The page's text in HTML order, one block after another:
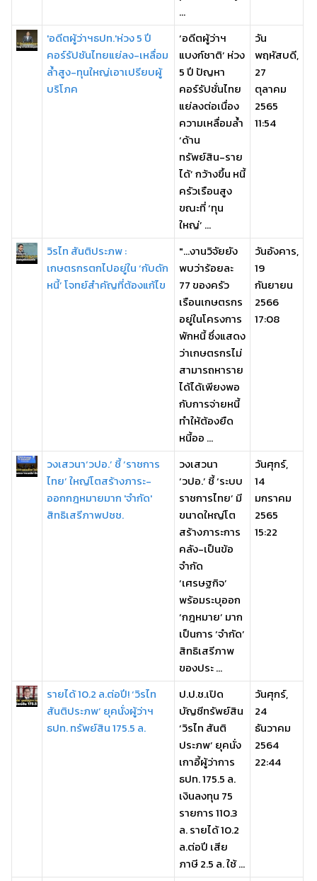
...
'อดีตผู้ว่าฯธปท.'ห่วง 5 ปี
คอร์รัปชันไทยแย่ลง-เหลื่อม
ล้ำสูง-ทุนใหญ่เอาเปรียบผู้
บริโภค
‘อดีตผู้ว่าฯ
แบงก์ชาติ’ ห่วง
5 ปี ปัญหา
คอร์รัปชั่นไทย
แย่ลงต่อเนื่อง
ความเหลื่อมล้ำ
‘ด้าน
ทรัพย์สิน-ราย
ได้’ กว้างขึ้น หนี้
ครัวเรือนสูง
ขณะที่ ‘ทุน
ใหญ่’ ...
วัน
พฤหัสบดี,
27
ตุลาคม
2565
11:54
วิรไท สันติประภพ :
เกษตรกรตกไปอยู่ใน ‘กับดัก
หนี้’ โจทย์สำคัญที่ต้องแก้ไข
"...งานวิจัยยัง
พบว่าร้อยละ
77 ของครัว
เรือนเกษตรกร
อยู่ในโครงการ
พักหนี้ ซึ่งแสดง
ว่าเกษตรกรไม่
สามารถหาราย
ได้ได้เพียงพอ
กับการจ่ายหนี้
ทำให้ต้องยืด
หนี้ออ ...
วันอังคาร,
19
กันยายน
2566
17:08
วงเสวนา‘วปอ.’ ชี้ ‘ราชการ
ไทย’ ใหญ่โตสร้างภาระ-
ออกกฎหมายมาก 'จำกัด'
สิทธิเสรีภาพปชช.
วงเสวนา
‘วปอ.’ ชี้ ‘ระบบ
ราชการไทย’ มี
ขนาดใหญ่โต
สร้างภาระการ
คลัง-เป็นข้อ
จำกัด
‘เศรษฐกิจ’
พร้อมระบุออก
‘กฎหมาย’ มาก
เป็นการ ‘จำกัด’
สิทธิเสรีภาพ
ของประ ...
วันศุกร์,
14
มกราคม
2565
15:22
รายได้ 10.2 ล.ต่อปี! ‘วิรไท
สันติประภพ’ ยุคนั่งผู้ว่าฯ
ธปท. ทรัพย์สิน 175.5 ล.
ป.ป.ช.เปิด
บัญชีทรัพย์สิน
‘วิรไท สันติ
ประภพ’ ยุคนั่ง
เกาอี้ผู้ว่าการ
ธปท. 175.5 ล.
เงินลงทุน 75
รายการ 110.3
ล. รายได้ 10.2
ล.ต่อปี เสีย
ภาษี 2.5 ล. ใช้ ...
วันศุกร์,
24
ธันวาคม
2564
22:44